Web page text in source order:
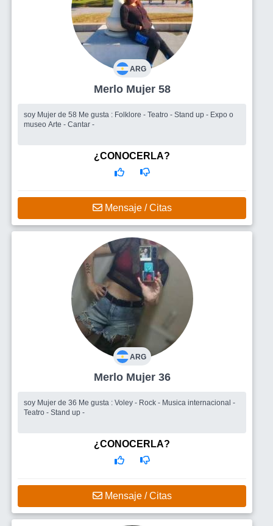
ARG
Merlo Mujer 58
soy Mujer de 58 Me gusta : Folklore - Teatro - Stand up - Expo o
museo Arte - Cantar -
¿CONOCERLA?
Mensaje / Citas
ARG
Merlo Mujer 36
soy Mujer de 36 Me gusta : Voley - Rock - Musica internacional -
Teatro - Stand up -
¿CONOCERLA?
Mensaje / Citas